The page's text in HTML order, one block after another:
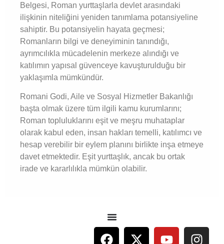
Belgesi, Roman yurttaşlarla devlet arasındaki
ilişkinin niteliğini yeniden tanımlama potansiyeline
sahiptir. Bu potansiyelin hayata geçmesi;
Romanların bilgi ve deneyiminin tanındığı,
ayrımcılıkla mücadelenin merkeze alındığı ve
katılımın yapısal güvenceye kavuşturulduğu bir
yaklaşımla mümkündür.
Romani Godi, Aile ve Sosyal Hizmetler Bakanlığı
başta olmak üzere tüm ilgili kamu kurumlarını;
Roman topluluklarını eşit ve meşru muhataplar
olarak kabul eden, insan hakları temelli, katılımcı ve
hesap verebilir bir eylem planını birlikte inşa etmeye
davet etmektedir. Eşit yurttaşlık, ancak bu ortak
irade ve kararlılıkla mümkün olabilir.